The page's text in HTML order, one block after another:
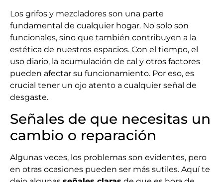
Los grifos y mezcladores son una parte
fundamental de cualquier hogar. No solo son
funcionales, sino que también contribuyen a la
estética de nuestros espacios. Con el tiempo, el
uso diario, la acumulación de cal y otros factores
pueden afectar su funcionamiento. Por eso, es
crucial tener un ojo atento a cualquier señal de
desgaste.
Señales de que necesitas un
cambio o reparación
Algunas veces, los problemas son evidentes, pero
en otras ocasiones pueden ser más sutiles. Aquí te